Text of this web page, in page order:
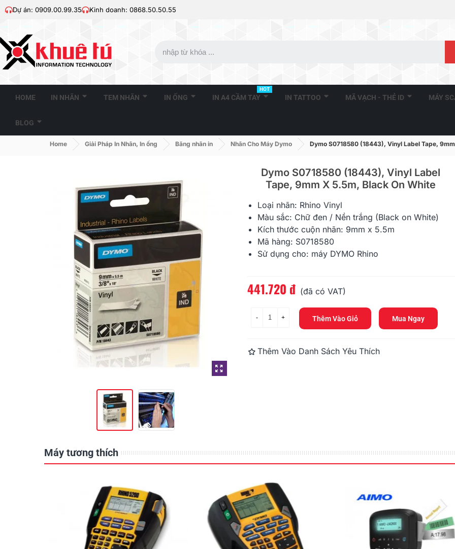
Dự án: 0909.00.99.35 Kinh doanh: 0868.50.50.55
HOME IN NHÃN TEM NHÃN IN ỐNG IN A4 CẦM TAY
HOT
IN TATTOO MÃ VẠCH - THẺ ID MÁY
BLOG
Home Giải Pháp In Nhãn, In ống Băng nhãn in Nhãn Cho Máy Dymo Dymo S0718580 (18443), Vinyl Label Tape,
Dymo S0718580 (18443), Vinyl Label
Tape, 9mm X 5.5m, Black On White
Loại nhãn: Rhino Vinyl
Màu sắc: Chữ đen / Nền trắng (Black on White)
Kích thước cuộn nhãn: 9mm x 5.5m
Mã hàng: S0718580
Sử dụng cho: máy DYMO Rhino
Đọc thêm
441.720 đ (đã có VAT)
- + Thêm Vào Giỏ Mua Ngay
Thêm Vào Danh Sách Yêu Thích
DM-A11352, Black On White,
25mm X 54mm X 500...
378.000 đ
DM-A11354, Black On White,
19mm X
Máy tương thích